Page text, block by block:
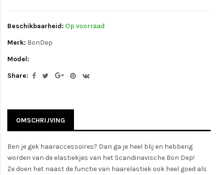
Beschikbaarheid: Op voorraad
Merk: BonDep
Model:
Share:
OMSCHRIJVING
Ben je gek haaraccessoires? Dan ga je heel blij en hebberig
worden van de elastiekjes van het Scandinavische Bon Dep!
Ze doen het naast de functie van haarelastiek ook heel goed als